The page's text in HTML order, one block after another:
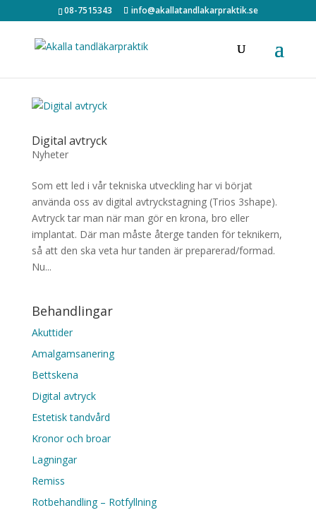
08-7515343 info@akallatandlakarpraktik.se
Digital avtryck
Nyheter
Som ett led i vår tekniska utveckling har vi börjat
använda oss av digital avtryckstagning (Trios 3shape).
Avtryck tar man när man gör en krona, bro eller
implantat. Där man måste återge tanden för teknikern,
så att den ska veta hur tanden är preparerad/formad.
Nu...
Behandlingar
Akuttider
Amalgamsanering
Bettskena
Digital avtryck
Estetisk tandvård
Kronor och broar
Lagningar
Remiss
Rotbehandling – Rotfyllning